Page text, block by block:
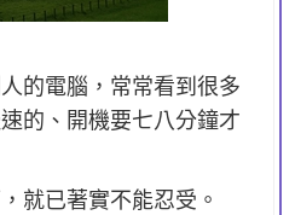
的電腦，常常看到很多
的、開機要七八分鐘才
就已著實不能忍受。